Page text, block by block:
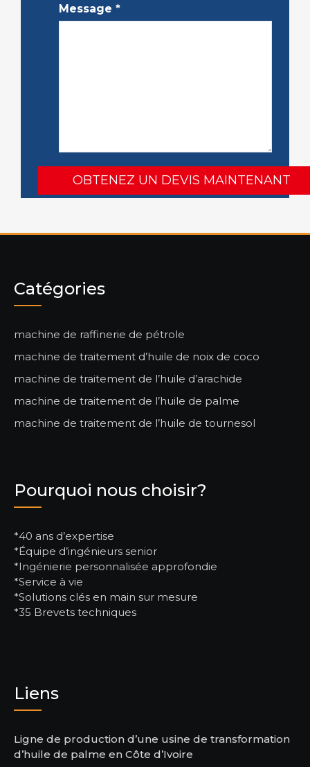
Message *
Catégories
machine de raffinerie de pétrole
machine de traitement d’huile de noix de coco
machine de traitement de l’huile d’arachide
machine de traitement de l’huile de palme
machine de traitement de l’huile de tournesol
Pourquoi nous choisir?
*40 ans d’expertise
*Équipe d’ingénieurs senior
*Ingénierie personnalisée approfondie
*Service à vie
*Solutions clés en main sur mesure
*35 Brevets techniques
Liens
Ligne de production d’une usine de transformation
d’huile de palme en Côte d’Ivoire